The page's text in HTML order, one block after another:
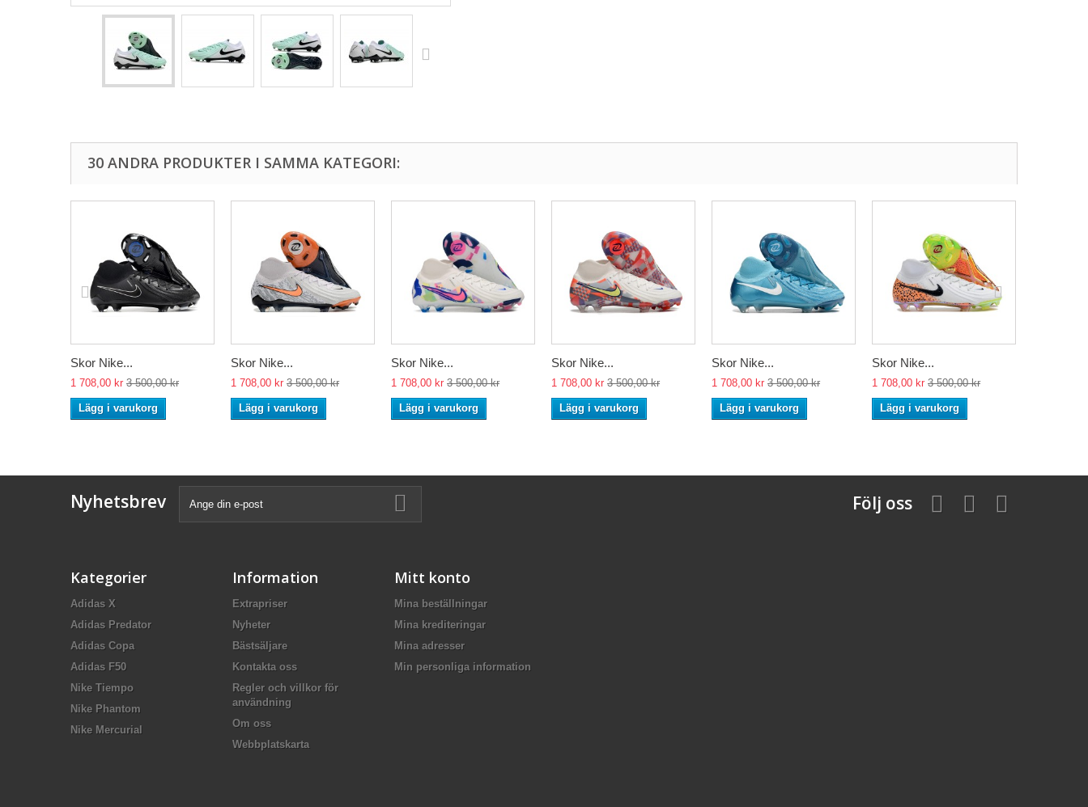
30 ANDRA PRODUKTER I SAMMA KATEGORI:
Skor Nike...
1 708,00 kr 3 500,00 kr
Lägg i varukorg
Skor Nike...
1 708,00 kr 3 500,00 kr
Lägg i varukorg
Skor Nike...
1 708,00 kr 3 500,00 kr
Lägg i varukorg
Skor Nike...
1 708,00 kr 3 500,00 kr
Lägg i varukorg
Skor Nike...
1 708,00 kr 3 500,00 kr
Lägg i varukorg
Skor Nike...
1 708,00 kr 3 500,00 kr
Lägg i varukorg
Nyhetsbrev Följ oss
Kategorier
Adidas X
Adidas Predator
Adidas Copa
Adidas F50
Nike Tiempo
Nike Phantom
Nike Mercurial
Information
Extrapriser
Nyheter
Bästsäljare
Kontakta oss
Regler och villkor för
användning
Om oss
Webbplatskarta
Mitt konto
Mina beställningar
Mina krediteringar
Mina adresser
Min personliga information